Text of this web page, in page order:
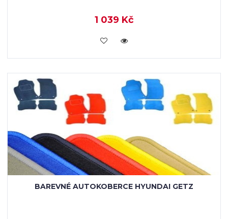
1 039 Kč
KOUPIT
BAREVNÉ AUTOKOBERCE HYUNDAI GETZ